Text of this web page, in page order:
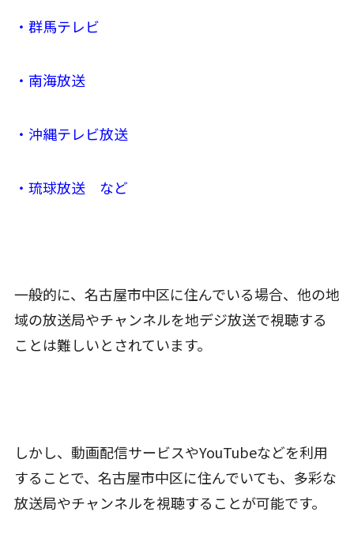
・群馬テレビ
・南海放送
・沖縄テレビ放送
・琉球放送 など
一般的に、名古屋市中区に住んでいる場合、他の地
域の放送局やチャンネルを地デジ放送で視聴する
ことは難しいとされています。
しかし、動画配信サービスやYouTubeなどを利用
することで、名古屋市中区に住んでいても、多彩な
放送局やチャンネルを視聴することが可能です。